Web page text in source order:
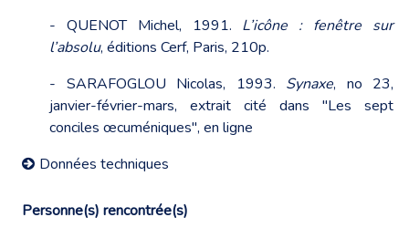
- QUENOT Michel, 1991. L’icône : fenêtre sur
l’absolu, éditions Cerf, Paris, 210p.
- SARAFOGLOU Nicolas, 1993. Synaxe, no 23,
janvier-février-mars, extrait cité dans "Les sept
conciles œcuméniques", en ligne
Données techniques
Personne(s) rencontrée(s)